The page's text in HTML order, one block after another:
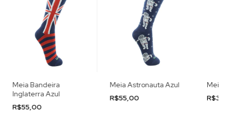
Meia Bandeira
Inglaterra Azul
R$55,00
Meia Astronauta Azul
R$55,00
Meia